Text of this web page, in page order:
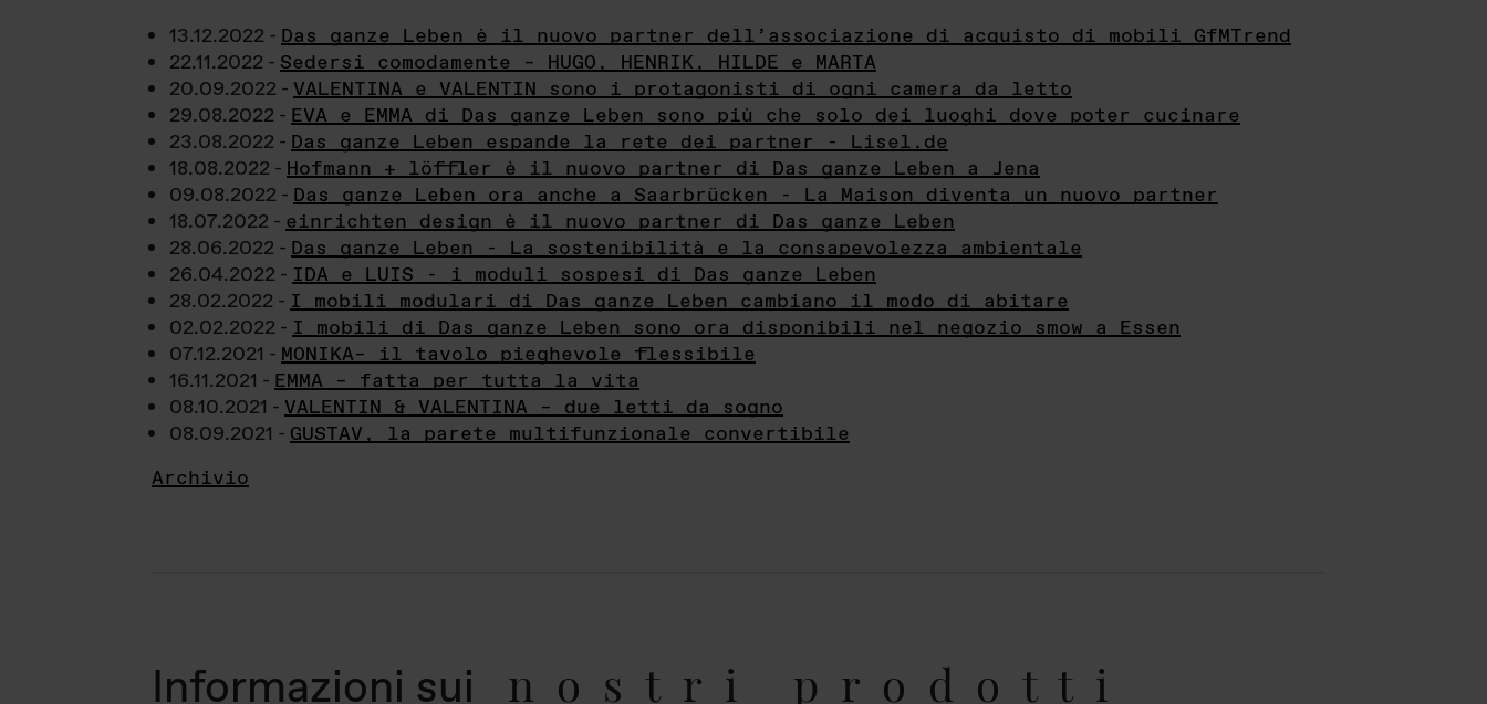
13.12.2022 - Das ganze Leben è il nuovo partner dell’associazione di acquisto di mobili GfMTrend
22.11.2022 - Sedersi comodamente – HUGO, HENRIK, HILDE e MARTA
20.09.2022 - VALENTINA e VALENTIN sono i protagonisti di ogni camera da letto
29.08.2022 - EVA e EMMA di Das ganze Leben sono più che solo dei luoghi dove poter cucinare
23.08.2022 - Das ganze Leben espande la rete dei partner - Lisel.de
18.08.2022 - Hofmann + löffler è il nuovo partner di Das ganze Leben a Jena
09.08.2022 - Das ganze Leben ora anche a Saarbrücken - La Maison diventa un nuovo partner
18.07.2022 - einrichten design è il nuovo partner di Das ganze Leben
28.06.2022 - Das ganze Leben - La sostenibilità e la consapevolezza ambientale
26.04.2022 - IDA e LUIS - i moduli sospesi di Das ganze Leben
28.02.2022 - I mobili modulari di Das ganze Leben cambiano il modo di abitare
02.02.2022 - I mobili di Das ganze Leben sono ora disponibili nel negozio smow a Essen
07.12.2021 - MONIKA– il tavolo pieghevole flessibile
16.11.2021 - EMMA – fatta per tutta la vita
08.10.2021 - VALENTIN & VALENTINA – due letti da sogno
08.09.2021 - GUSTAV, la parete multifunzionale convertibile
Archivio
Informazioni sui nostri prodotti